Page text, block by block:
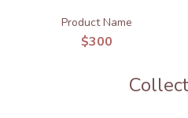
Product Name
$300